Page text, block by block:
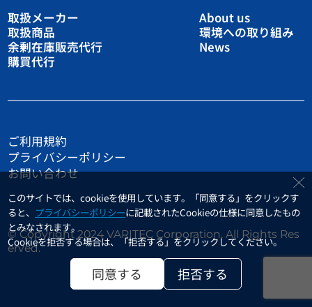
このサイトでは、cookieを使用しています。「同意する」をクリックす
ると、 プライバシーポリシーに記載されたCookieの仕様に同意したもの
とみなされます。
Cookieを拒否する場合は、「拒否する」をクリックしてください。
同意する 拒否する
取扱メーカー
取扱商品
余剰在庫販売代行
購買代行
About us
環境への取り組み
News
ご利用規約
プライバシーポリシー
お問い合わせ
© Copyright 2024 VARITEC Corporation. All Rights Res
erved.